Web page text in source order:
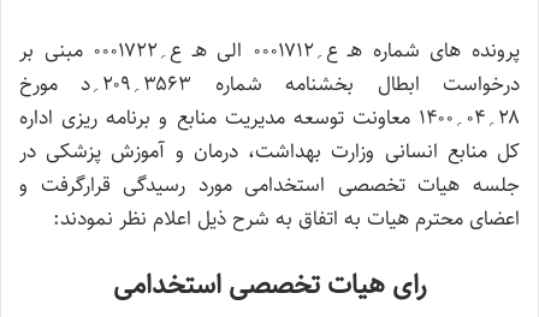
پرونده های شماره هـ ع؍۰۰۰۱۷۱۲ الی هـ ع؍۰۰۰۱۷۲۲ مبنی بر
درخواست ابطال بخشنامه شماره ۳۵۶۳؍۲۰۹؍د مورخ
۲۸؍۰۴؍۱۴۰۰ معاونت توسعه مدیریت منابع و برنامه ریزی اداره
کل منابع انسانی وزارت بهداشت، درمان و آموزش پزشکی در
جلسه هیات تخصصی استخدامی مورد رسیدگی قرارگرفت و
اعضای محترم هیات به اتفاق به شرح ذیل اعلام نظر نمودند:
رای هیات تخصصی استخدامی